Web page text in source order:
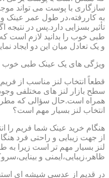
سازگاری با پوست می تواند
به کاررفته،در طول عمر عینک
تأثیر بسزایی دارد.پس در
طبی خوب را بدانید لازم است
و یک تعادل میان این دو ایجاد
ویژگی های یک عینک طبی خوب |
قطعاً انتخاب لنز مناسب از
سطح بازار لنز های مختلفی وجود
همراه است.حال سؤالی که
انتخاب لنز بسیار مهم است؟
هنگام خرید عینک شما فریم را
از جهت زیبایی و راحتی فرد
لنز بسیار مهم تر است زیرا به
ظاهر،زیبایی،ایمنی و
در قدیم از عدسی شیشه ای